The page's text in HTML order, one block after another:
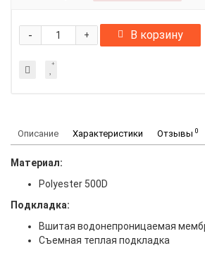
+
- В корзину
Описание Характеристики Отзывы 0
Материал:
Polyester 500D
Подкладка:
Вшитая водонепроницаемая
Съемная теплая подкладка